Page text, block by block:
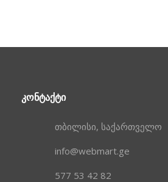
ᲙᲝᲜᲢᲐᲥᲢᲘ
თბილისი, საქართველო
info@webmart.ge
577 53 42 82